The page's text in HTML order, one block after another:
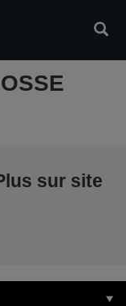
sur site